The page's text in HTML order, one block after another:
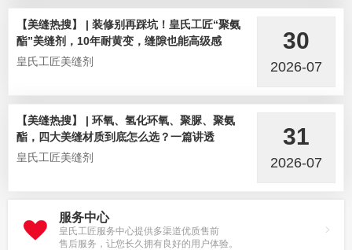
【美缝热搜】 | 装修别再踩坑！皇氏工匠“聚氨
酯”美缝剂，10年耐黄变，缝隙也能高级感
皇氏工匠美缝剂
30
2026-07
【美缝热搜】 | 环氧、氢化环氧、聚脲、聚氨
酯，四大美缝材质到底怎么选？一篇讲透
皇氏工匠美缝剂
31
2026-07
服务中心
皇氏工匠服务中心提供多渠道优质售前
售后服务，让您长久拥有良好的用户体验。